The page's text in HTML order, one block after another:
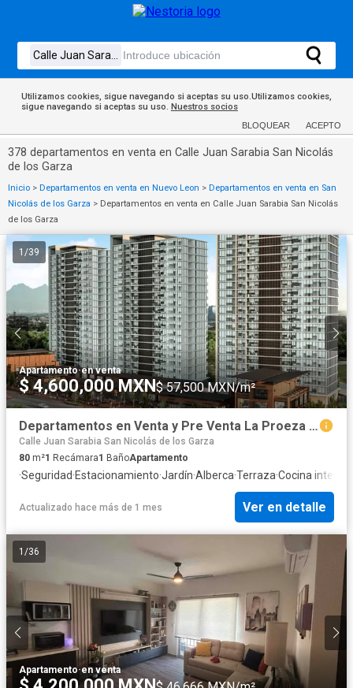
Utilizamos cookies, sigue navegando si aceptas su uso.Utilizamos cookies,
sigue navegando si aceptas su uso. Nuestros socios
BLOQUEAR ACEPTO
378 departamentos en venta en Calle Juan Sarabia San Nicolás
de los Garza
Inicio > Departamentos en venta en Nuevo Leon > Departamentos en venta en San
Nicolás de los Garza > Departamentos en venta en Calle Juan Sarabia San Nicolás
de los Garza
1 /39
Apartamento·en venta
$ 4,600,000 MXN$ 57,500 MXN/m²
Departamentos en Venta y Pre Venta La Proeza San Nicolas
Calle Juan Sarabia San Nicolás de los Garza
80 m²1 Recámara1 BañoApartamento
·Seguridad·Estacionamiento·Jardín·Alberca·Terraza·Cocina integral
Actualizado hace más de 1 mes Ver en detalle
1 /36
Apartamento·en venta